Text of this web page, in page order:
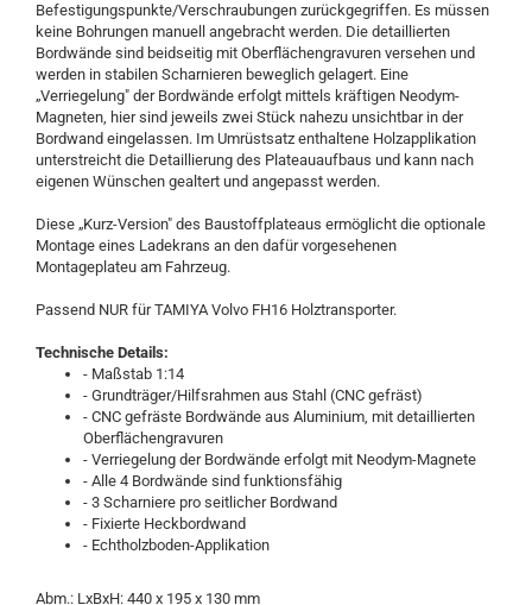
Befestigungspunkte/Verschraubungen zurückgegriffen. Es müssen
keine Bohrungen manuell angebracht werden. Die detaillierten
Bordwände sind beidseitig mit Oberflächengravuren versehen und
werden in stabilen Scharnieren beweglich gelagert. Eine
„Verriegelung" der Bordwände erfolgt mittels kräftigen Neodym-
Magneten, hier sind jeweils zwei Stück nahezu unsichtbar in der
Bordwand eingelassen. Im Umrüstsatz enthaltene Holzapplikation
unterstreicht die Detaillierung des Plateauaufbaus und kann nach
eigenen Wünschen gealtert und angepasst werden.
Diese „Kurz-Version" des Baustoffplateaus ermöglicht die optionale
Montage eines Ladekrans an den dafür vorgesehenen
Montageplateu am Fahrzeug.
Passend NUR für TAMIYA Volvo FH16 Holztransporter.
Technische Details:
- Maßstab 1:14
- Grundträger/Hilfsrahmen aus Stahl (CNC gefräst)
- CNC gefräste Bordwände aus Aluminium, mit detaillierten
Oberflächengravuren
- Verriegelung der Bordwände erfolgt mit Neodym-Magnete
- Alle 4 Bordwände sind funktionsfähig
- 3 Scharniere pro seitlicher Bordwand
- Fixierte Heckbordwand
- Echtholzboden-Applikation
Abm.: LxBxH: 440 x 195 x 130 mm